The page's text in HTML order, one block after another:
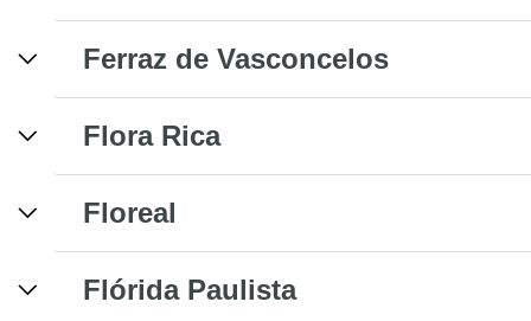
Ferraz de Vasconcelos
Flora Rica
Floreal
Flórida Paulista